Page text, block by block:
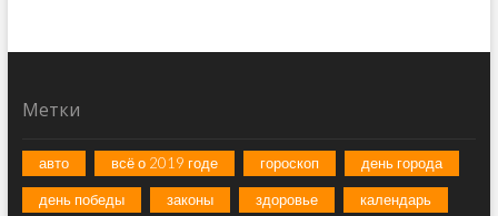
Метки
авто всё о 2019 годе гороскоп день города
день победы законы здоровье календарь